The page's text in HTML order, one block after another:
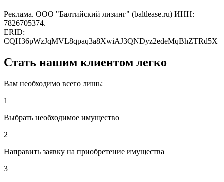
Реклама. ООО "Балтийский лизинг" (baltlease.ru) ИНН:
7826705374.
ERID:
CQH36pWzJqMVL8qpaq3a8XwiAJ3QNDyz2edeMqBhZTRd5X
Стать нашим клиентом легко
Вам необходимо всего лишь:
1
Выбрать необходимое имущество
2
Направить заявку на приобретение имущества
3